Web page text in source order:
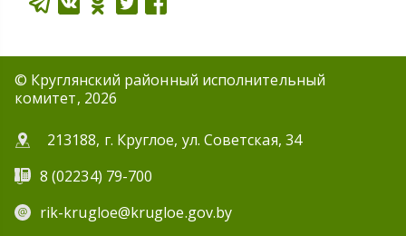
© Круглянский районный исполнительный
комитет, 2026
213188, г. Круглое, ул. Советская, 34
8 (02234) 79-700
rik-krugloe@krugloe.gov.by